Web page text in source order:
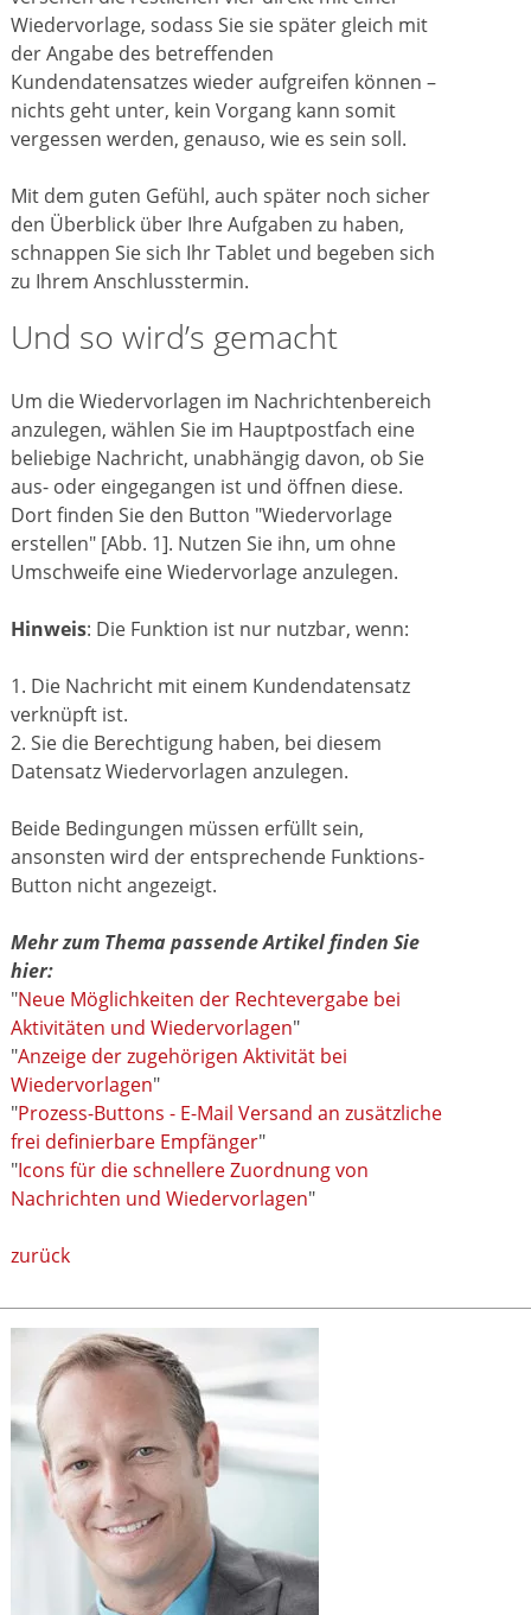
Wiedervorlage, sodass Sie sie später gleich mit
der Angabe des betreffenden
Kundendatensatzes wieder aufgreifen können –
nichts geht unter, kein Vorgang kann somit
vergessen werden, genauso, wie es sein soll.
Mit dem guten Gefühl, auch später noch sicher
den Überblick über Ihre Aufgaben zu haben,
schnappen Sie sich Ihr Tablet und begeben sich
zu Ihrem Anschlusstermin.
Und so wird’s gemacht
Um die Wiedervorlagen im Nachrichtenbereich
anzulegen, wählen Sie im Hauptpostfach eine
beliebige Nachricht, unabhängig davon, ob Sie
aus- oder eingegangen ist und öffnen diese.
Dort finden Sie den Button "Wiedervorlage
erstellen" [Abb. 1]. Nutzen Sie ihn, um ohne
Umschweife eine Wiedervorlage anzulegen.
Hinweis: Die Funktion ist nur nutzbar, wenn:
1. Die Nachricht mit einem Kundendatensatz
verknüpft ist.
2. Sie die Berechtigung haben, bei diesem
Datensatz Wiedervorlagen anzulegen.
Beide Bedingungen müssen erfüllt sein,
ansonsten wird der entsprechende Funktions-
Button nicht angezeigt.
Mehr zum Thema passende Artikel finden Sie
hier:
"Neue Möglichkeiten der Rechtevergabe bei
Aktivitäten und Wiedervorlagen"
"Anzeige der zugehörigen Aktivität bei
Wiedervorlagen"
"Prozess-Buttons - E-Mail Versand an zusätzliche
frei definierbare Empfänger"
"Icons für die schnellere Zuordnung von
Nachrichten und Wiedervorlagen"
zurück